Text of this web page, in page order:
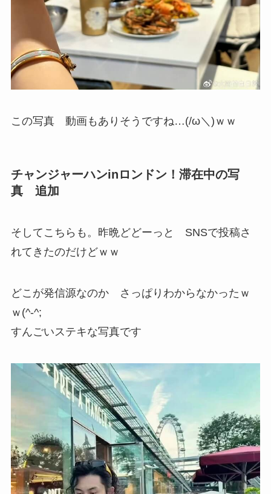
この写真 動画もありそうですね…(/ω＼)ｗｗ
チャンジャーハンinロンドン！滞在中の写
真 追加
そしてこちらも。昨晩どどーっと SNSで投稿さ
れてきたのだけどｗｗ
どこが発信源なのか さっぱりわからなかったｗ
ｗ(^-^;
すんごいステキな写真です